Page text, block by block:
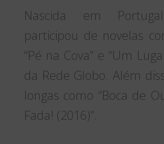
Nascida em
participou de novelas
“Pé na Cova” e “Um
da Rede Globo. Além
longas como “Boca de
Fada! (2016)”.